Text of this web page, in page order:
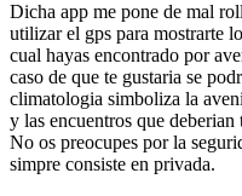
Dicha app me pone de mal
utilizar el gps para mostrarte
cual hayas encontrado por
caso de que te gustaria se
climatologia simboliza la
y las encuentros que
No os preocupes por la
simpre consiste en privada.